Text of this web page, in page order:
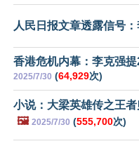
人民日报文章透露信号
香港危机内幕：李克强
2025/7/30 (64,929次)
小说：大梁英雄传之王
🖼️ 2025/7/30 (555,700次)